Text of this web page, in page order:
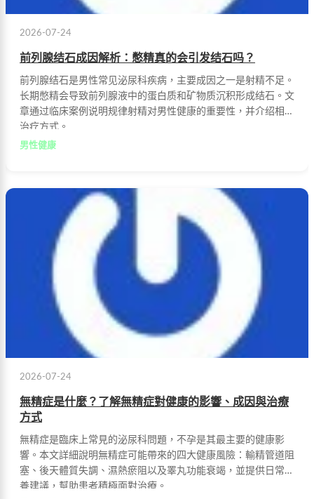
2026-07-24
前列腺结石成因解析：憋精真的会引发结石吗？
前列腺结石是男性常见泌尿科疾病，主要成因之一是射精不足。
长期憋精会导致前列腺液中的蛋白质和矿物质沉积形成结石。文
章通过临床案例说明规律射精对男性健康的重要性，并介绍相关
治疗方式。
男性健康
2026-07-24
無精症是什麼？了解無精症對健康的影響、成因與治療
方式
無精症是臨床上常見的泌尿科問題，不孕是其最主要的健康影
響。本文詳細說明無精症可能帶來的四大健康風險：輸精管道阻
塞、後天體質失調、濕熱瘀阻以及睪丸功能衰竭，並提供日常保
養建議，幫助患者積極面對治療。